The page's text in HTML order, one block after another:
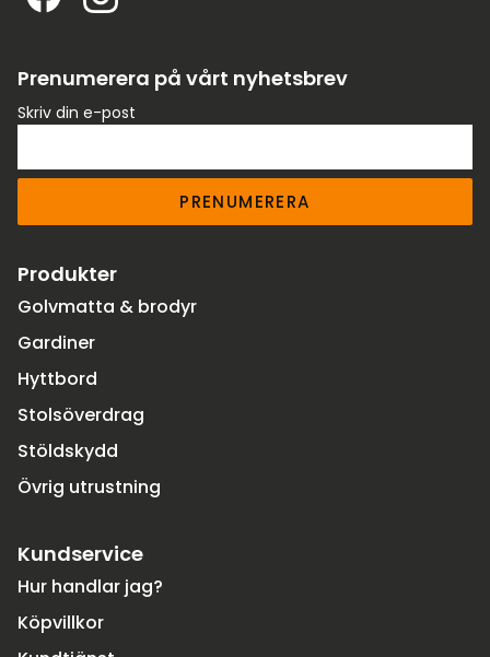
Prenumerera på vårt nyhetsbrev
Skriv din e-post
PRENUMERERA
Produkter
Golvmatta & brodyr
Gardiner
Hyttbord
Stolsöverdrag
Stöldskydd
Övrig utrustning
Kundservice
Hur handlar jag?
Köpvillkor